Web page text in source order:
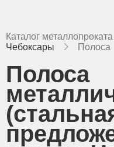
Каталог металлопроката
Чебоксары
Полоса
Полоса